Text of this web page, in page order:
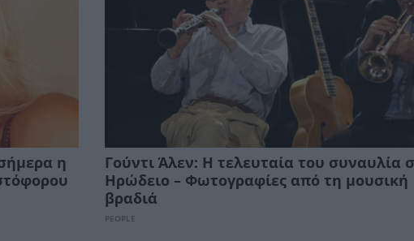
η
Γούντι Άλεν: Η τελευταία του συναυλία
Ηρώδειο – Φωτογραφίες από τη μουσική
βραδιά
PEOPLE